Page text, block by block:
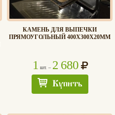
КАМЕНЬ ДЛЯ ВЫПЕЧКИ
ПРЯМОУГОЛЬНЫЙ 400Х300Х20ММ
1 шт. – 2 680
Купить